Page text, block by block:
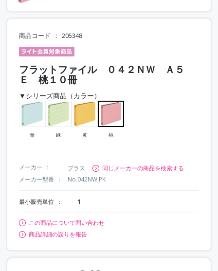
商品コード 205348
フラットファイル ０４２ＮＷ Ａ５
Ｅ 桃１０冊
▼シリーズ商品（カラー）
青 緑 黄 桃
メーカー プラス
同じメーカーの商品を検索する
メーカー型番
No.042NW PK
最小販売単位 1
この商品について問い合わせ
商品詳細の誤りを報告